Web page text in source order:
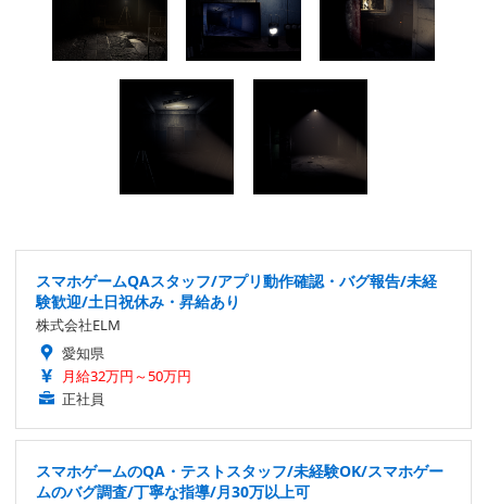
スマホゲームQAスタッフ/アプリ動作確認・バグ報告/未経
験歓迎/土日祝休み・昇給あり
株式会社ELM
愛知県
月給32万円～50万円
正社員
スマホゲームのQA・テストスタッフ/未経験OK/スマホゲー
ムのバグ調査/丁寧な指導/月30万以上可